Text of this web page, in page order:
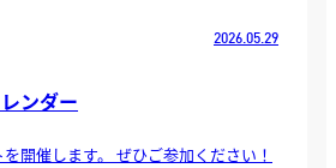
2026.05.29
ンダー
開催します。 ぜひご参加ください！